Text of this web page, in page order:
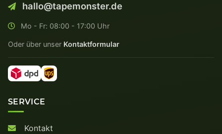
hallo@tapemonster.de
Mo - Fr: 08:00 - 17:00 Uhr
Oder über unser Kontaktformular
SERVICE
Kontakt